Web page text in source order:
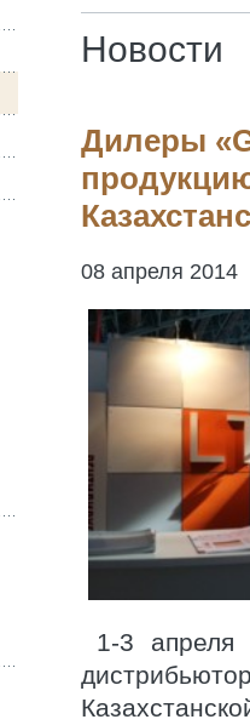
Новости
Дилеры
08 апреля 2014
1-3